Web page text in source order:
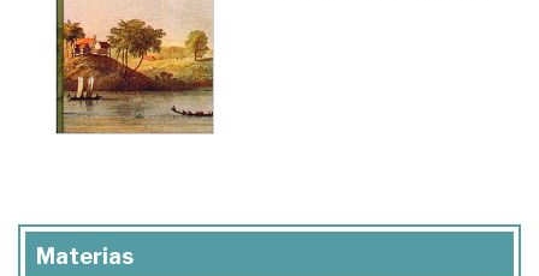
Materias